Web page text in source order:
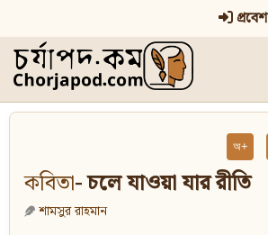
প্রবেশ
অ+
কবিতা- চলে যাওয়া যার রীতি
শামসুর রাহমান